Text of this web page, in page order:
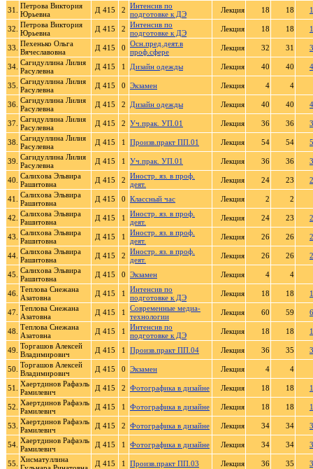
31.
Петрова Виктория
Юрьевна
Д 415 2 Интенсив по
подготовке к ДЭ
Лекция 18 18
32. Петрова Виктория
Юрьевна
Д 415 2 Интенсив по
подготовке к ДЭ
Лекция 18 18
33. Пехенько Ольга
Вячеславовна
Д 415 0 Осн.пред.деят.в
проф.сфере
Лекция 32 31
34. Сагидуллина Лилия
Расулевна
Д 415 1 Дизайн одежды Лекция 40 40
35. Сагидуллина Лилия
Расулевна
Д 415 0 Экзамен Лекция 4 4
36. Сагидуллина Лилия
Расулевна
Д 415 2 Дизайн одежды Лекция 40 40
37. Сагидуллина Лилия
Расулевна
Д 415 2 Уч.прак. УП.01 Лекция 36 36
38. Сагидуллина Лилия
Расулевна
Д 415 1 Произв.практ ПП.01 Лекция 54 54
39. Сагидуллина Лилия
Расулевна
Д 415 1 Уч.прак. УП.01 Лекция 36 36
40. Салихова Эльвира
Рашитовна
Д 415 2 Иностр. яз. в проф.
деят.
Лекция 24 23
41.
Салихова Эльвира
Рашитовна
Д 415 0 Классный час Лекция 2 2
42. Салихова Эльвира
Рашитовна
Д 415 1
Иностр. яз. в проф.
деят.
Лекция 24 23
43. Салихова Эльвира
Рашитовна
Д 415 1
Иностр. яз. в проф.
деят.
Лекция 26 26
44. Салихова Эльвира
Рашитовна
Д 415 2 Иностр. яз. в проф.
деят.
Лекция 26 26
45. Салихова Эльвира
Рашитовна
Д 415 0 Экзамен Лекция 4 4
46. Теплова Снежана
Азатовна
Д 415 1
Интенсив по
подготовке к ДЭ
Лекция 18 18
47. Теплова Снежана
Азатовна
Д 415 1
Современные медиа-
технологии
Лекция 60 59
48. Теплова Снежана
Азатовна
Д 415 1
Интенсив по
подготовке к ДЭ
Лекция 18 18
49. Торгашов Алексей
Владимирович
Д 415 1 Произв.практ ПП.04 Лекция 36 35
50. Торгашов Алексей
Владимирович
Д 415 0 Экзамен Лекция 4 4
51.
Хаертдинов Рафаэль
Рамилевич
Д 415 2 Фотографика в дизайне Лекция 18 18
52. Хаертдинов Рафаэль
Рамилевич
Д 415 1 Фотографика в дизайне Лекция 18 18
53. Хаертдинов Рафаэль
Рамилевич
Д 415 2 Фотографика в дизайне Лекция 34 34
54. Хаертдинов Рафаэль
Рамилевич
Д 415 1 Фотографика в дизайне Лекция 34 34
55. Хисматуллина
Д 415 1 Произв.практ ПП.03 Лекция 36 35